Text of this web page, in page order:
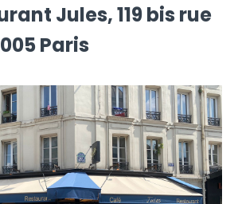
Jules, 119 bis rue
Paris